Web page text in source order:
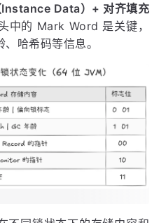
Instance Data）+ 对齐填充
中的 Mark Word 是关键，
哈希码等信息。